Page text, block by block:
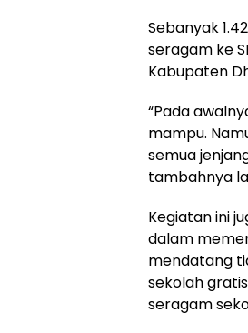
Sebanyak
seragam ke
Kabupaten
“Pada
mampu.
semua
tambahnya
Kegiatan ini
dalam
mendatang
sekolah
seragam